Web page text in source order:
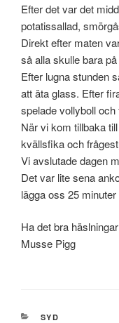
Efter det var det
potatissallad,
Direkt efter maten
så alla skulle bara
Efter lugna stunden
att äta glass. Efter
spelade vollyboll och
När vi kom tillbaka
kvällsfika och
Vi avslutade dagen
Det var lite sena
lägga oss 25 minuter
Ha det bra häslningar
Musse Pigg
KATEGORIER
SYD